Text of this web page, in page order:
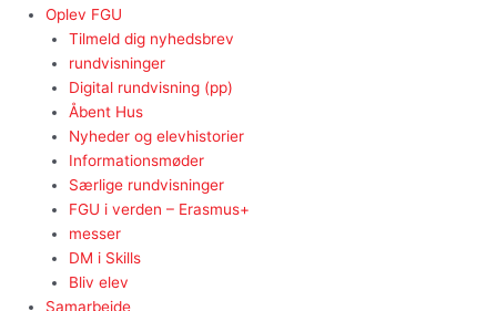
Oplev FGU
Tilmeld dig nyhedsbrev
rundvisninger
Digital rundvisning (pp)
Åbent Hus
Nyheder og elevhistorier
Informationsmøder
Særlige rundvisninger
FGU i verden – Erasmus+
messer
DM i Skills
Bliv elev
Samarbejde